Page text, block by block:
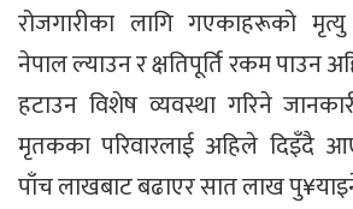
रोजगारीका लागि गएकाहरूको
नेपाल ल्याउन र क्षतिपूर्ति रकम पाउन
हटाउन विशेष व्यवस्था गरिने
मृतकका परिवारलाई अहिले दिइँदै
पाँच लाखबाट बढाएर सात लाख